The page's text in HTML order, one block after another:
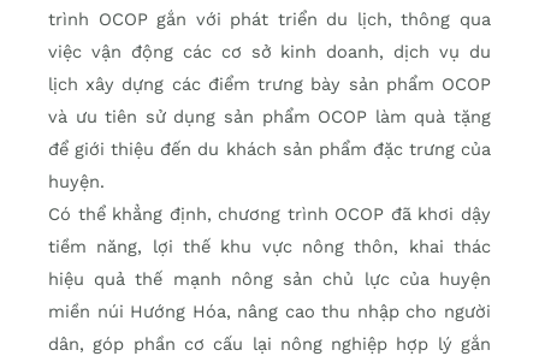
trình OCOP gắn với phát triển du lịch, thông qua
việc vận động các cơ sở kinh doanh, dịch vụ du
lịch xây dựng các điểm trưng bày sản phẩm OCOP
và ưu tiên sử dụng sản phẩm OCOP làm quà tặng
để giới thiệu đến du khách sản phẩm đặc trưng của
huyện.
Có thể khẳng định, chương trình OCOP đã khơi dậy
tiềm năng, lợi thế khu vực nông thôn, khai thác
hiệu quả thế mạnh nông sản chủ lực của huyện
miền núi Hướng Hóa, nâng cao thu nhập cho người
dân, góp phần cơ cấu lại nông nghiệp hợp lý gắn